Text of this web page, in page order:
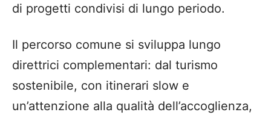
di progetti condivisi di lungo periodo.
Il percorso comune si sviluppa lungo
direttrici complementari: dal turismo
sostenibile, con itinerari slow e
un’attenzione alla qualità dell’accoglienza,